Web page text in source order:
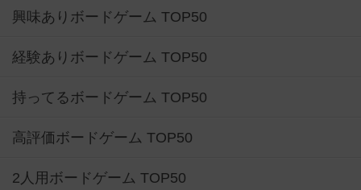
興味ありボードゲーム TOP50
経験ありボードゲーム TOP50
持ってるボードゲーム TOP50
高評価ボードゲーム TOP50
2人用ボードゲーム TOP50